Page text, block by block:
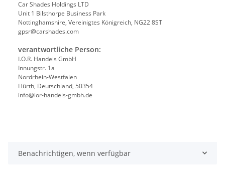
Car Shades Holdings LTD
Unit 1 Bilsthorpe Business Park
Nottinghamshire, Vereinigtes Königreich, NG22 8ST
gpsr@carshades.com
verantwortliche Person:
I.O.R. Handels GmbH
Innungstr. 1a
Nordrhein-Westfalen
Hürth, Deutschland, 50354
info@ior-handels-gmbh.de
Benachrichtigen, wenn verfügbar